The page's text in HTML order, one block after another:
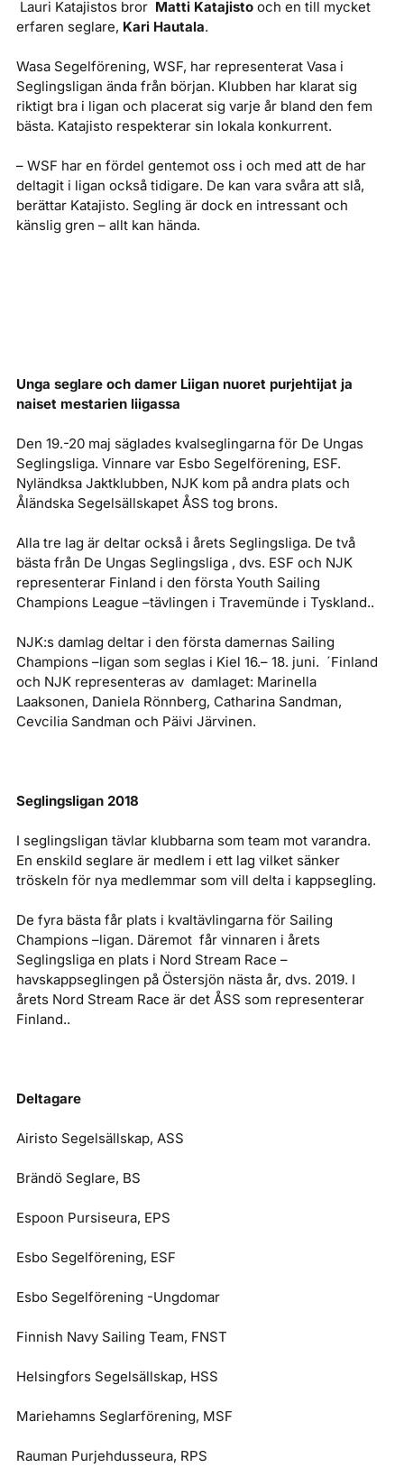
Lauri Katajistos bror Matti Katajistooch en till mycket
erfaren seglare, Kari Hautala.
Wasa Segelförening, WSF, har representerat Vasa i
Seglingsligan ända från början. Klubben har klarat sig
riktigt bra i ligan och placerat sig varje år bland den fem
bästa. Katajisto respekterar sin lokala konkurrent.
– WSF har en fördel gentemot oss i och med att de har
deltagit i ligan också tidigare. De kan vara svåra att slå,
berättar Katajisto. Segling är dock en intressant och
känslig gren – allt kan hända.
Unga seglare och damer Liigan nuoret purjehtijat ja
naiset mestarien liigassa
Den 19.-20 maj säglades kvalseglingarna för De Ungas
Seglingsliga. Vinnare var Esbo Segelförening, ESF.
Nyländksa Jaktklubben, NJK kom på andra plats och
Åländska Segelsällskapet ÅSS tog brons.
Alla tre lag är deltar också i årets Seglingsliga. De två
bästa från De Ungas Seglingsliga , dvs. ESF och NJK
representerar Finland i den första Youth Sailing
Champions League –tävlingen i Travemünde i Tyskland..
NJK:s damlag deltar i den första damernas Sailing
Champions –ligan som seglas i Kiel 16.– 18. juni. ´Finland
och NJK representeras av damlaget: Marinella
Laaksonen, Daniela Rönnberg, Catharina Sandman,
Cevcilia Sandman och Päivi Järvinen.
Seglingsligan 2018
I seglingsligan tävlar klubbarna som team mot varandra.
En enskild seglare är medlem i ett lag vilket sänker
tröskeln för nya medlemmar som vill delta i kappsegling.
De fyra bästa får plats i kvaltävlingarna för Sailing
Champions –ligan. Däremot får vinnaren i årets
Seglingsliga en plats i Nord Stream Race –
havskappseglingen på Östersjön nästa år, dvs. 2019. I
årets Nord Stream Race är det ÅSS som representerar
Finland..
Deltagare
Airisto Segelsällskap, ASS
Brändö Seglare, BS
Espoon Pursiseura, EPS
Esbo Segelförening, ESF
Esbo Segelförening -Ungdomar
Finnish Navy Sailing Team, FNST
Helsingfors Segelsällskap, HSS
Mariehamns Seglarförening, MSF
Rauman Purjehdusseura, RPS